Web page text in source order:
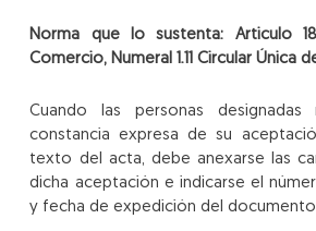
Norma que lo sustenta: Articulo
Comercio, Numeral 1.11 Circular Única
Cuando las personas
constancia expresa de su
texto del acta, debe anexarse las
dicha aceptación e indicarse el
y fecha de expedición del